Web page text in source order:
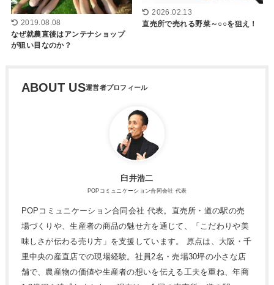
2019.08.08
なぜ就農直後はアンテナショップ
が狙い目なのか？
2026.02.13
直売所で売れる野菜～○○を狙え！
ABOUT US
臼井浩二
POPコミュニケーション合同会社 代表
POPコミュニケーション合同会社 代表。直売所・道の駅の売
場づくりや、生産者の商品の魅せ方を通じて、「こだわりや美
味しさが伝わる売り方」を支援しています。 原点は、大阪・千
里中央の産直店での現場経験。社員2名・売場30坪の小さな店
舗で、農産物の価値や生産者の想いを伝える工夫を重ね、年商